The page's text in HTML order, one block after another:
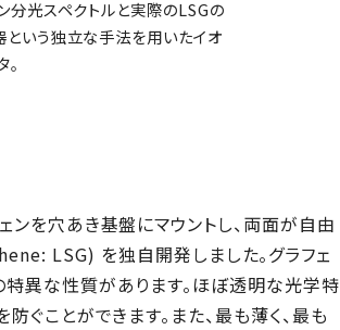
分光スペクトルと実際のLSGの
いう独立な手法を用いたイオ
を穴あき基盤にマウントし、両面が自由
LSG) を独自開発しました。グラフェ
異な性質があります。ほぼ透明な光学特
ぐことができます。また、最も薄く、最も